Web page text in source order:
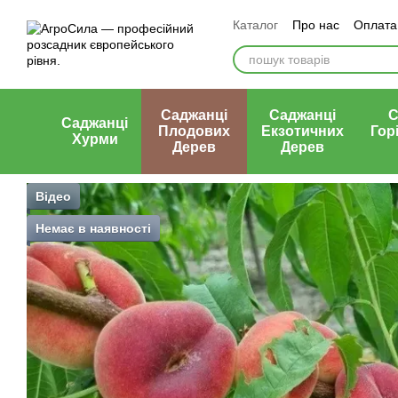
Каталог Про нас
Оплата
Статті
Контакти
Саджанці
Хурми
Саджанці
Плодових
Дерев
Саджанці
Екзотичних
Дерев
Відео
Немає в наявності